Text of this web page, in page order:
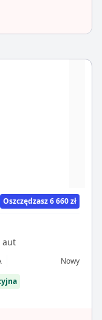
Oszczędzasz 6 660 zł
aut
Nowy